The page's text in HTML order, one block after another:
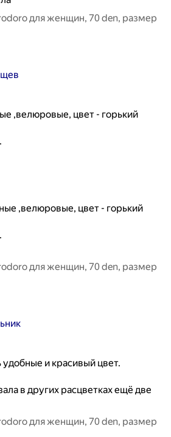
для женщин, 70 den, размер
,велюровые, цвет - горький
,велюровые, цвет - горький
для женщин, 70 den, размер
и красивый цвет.
в других расцветках ещё две
для женщин, 70 den, размер